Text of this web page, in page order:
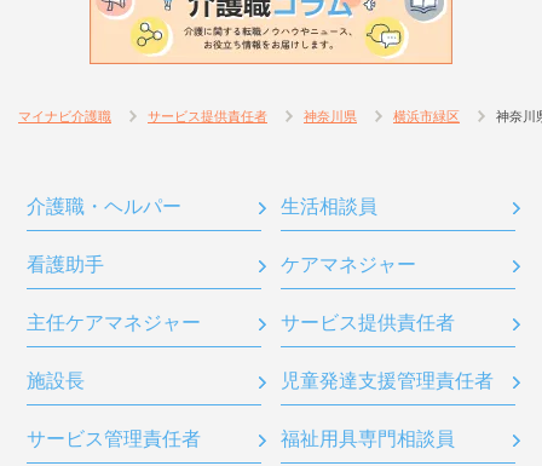
マイナビ介護職 サービス提供責任者 神奈川県 横浜市緑区 神奈川
介護職・ヘルパー 生活相談員
看護助手 ケアマネジャー
主任ケアマネジャー サービス提供責任者
施設長 児童発達支援管理責任者
サービス管理責任者 福祉用具専門相談員